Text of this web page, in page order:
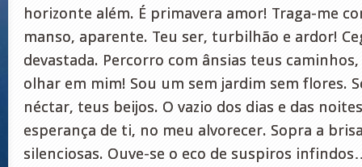
horizonte além. É primavera amor! Traga-me
manso, aparente. Teu ser, turbilhão e ardor!
devastada. Percorro com ânsias teus
olhar em mim! Sou um sem jardim sem flores.
néctar, teus beijos. O vazio dos dias e das
esperança de ti, no meu alvorecer. Sopra a
silenciosas. Ouve-se o eco de suspiros